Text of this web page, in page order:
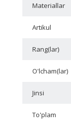
Materiallar
Artikul
Rang(lar)
O'lcham(lar)
Jinsi
To'plam